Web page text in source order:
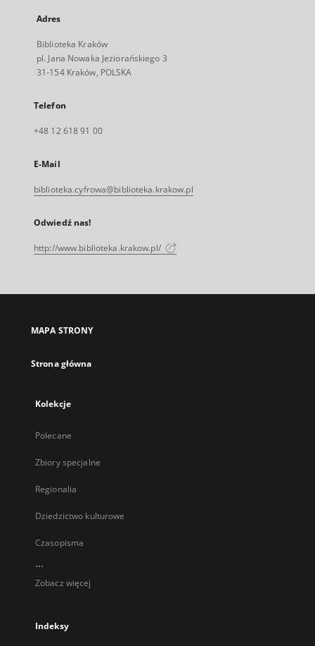
Adres
Biblioteka Kraków
pl. Jana Nowaka Jeziorańskiego 3
31-154 Kraków, POLSKA
Telefon
+48 12 618 91 00
E-Mail
biblioteka.cyfrowa@biblioteka.krakow.pl
Odwiedź nas!
http://www.biblioteka.krakow.pl/
MAPA STRONY
Strona główna
Kolekcje
Polecane
Zbiory specjalne
Regionalia
Dziedzictwo kulturowe
Czasopisma
...
Zobacz więcej
Indeksy